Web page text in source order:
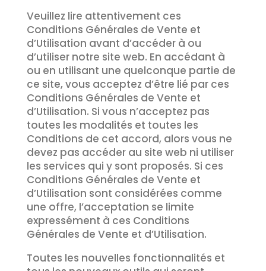
Veuillez lire attentivement ces
Conditions Générales de Vente et
d’Utilisation avant d’accéder à ou
d’utiliser notre site web. En accédant à
ou en utilisant une quelconque partie de
ce site, vous acceptez d’être lié par ces
Conditions Générales de Vente et
d’Utilisation. Si vous n’acceptez pas
toutes les modalités et toutes les
Conditions de cet accord, alors vous ne
devez pas accéder au site web ni utiliser
les services qui y sont proposés. Si ces
Conditions Générales de Vente et
d’Utilisation sont considérées comme
une offre, l’acceptation se limite
expressément à ces Conditions
Générales de Vente et d’Utilisation.
Toutes les nouvelles fonctionnalités et